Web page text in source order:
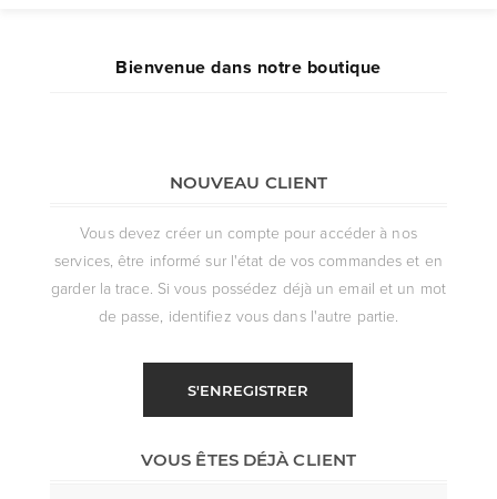
Bienvenue dans notre boutique
NOUVEAU CLIENT
Vous devez créer un compte pour accéder à nos
services, être informé sur l'état de vos commandes et en
garder la trace. Si vous possédez déjà un email et un mot
de passe, identifiez vous dans l'autre partie.
S'ENREGISTRER
VOUS ÊTES DÉJÀ CLIENT